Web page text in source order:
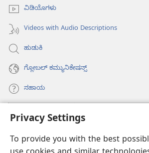
Privacy Settings
To provide you with the best
ವಿಡಿಯೊಗಳು
Videos with Audio Descriptions
ಹುಡುಕಿ
ಗ್ಲೋಬಲ್‌ ಕಮ್ಯುನಿಕೇಷನ್ಸ್‌
ಸಹಾಯ
ಕಾಣಿಕೆಗಳು
(opens
window)ವಾಚ್‌ಟವರ್‌ ಆನ್‌ಲೈನ್‌ ಲೈಬ್ರರಿ
(opens